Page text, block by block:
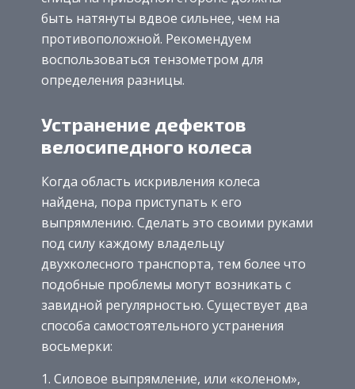
быть натянуты вдвое сильнее, чем на
противоположной. Рекомендуем
воспользоваться тензометром для
определения разницы.
Устранение дефектов
велосипедного колеса
Когда область искривления колеса
найдена, пора приступать к его
выпрямлению. Сделать это своими руками
под силу каждому владельцу
двухколесного транспорта, тем более что
подобные проблемы могут возникать с
завидной регулярностью. Существует два
способа самостоятельного устранения
восьмерки:
Силовое выпрямление, или «коленом»,